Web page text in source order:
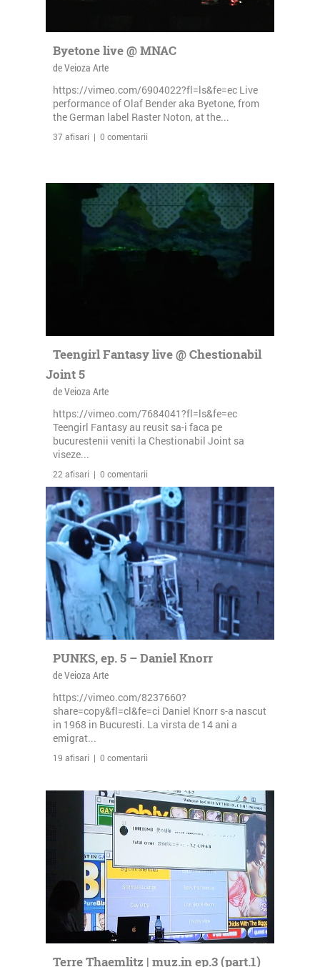
Byetone live @ MNAC
de Veioza Arte
https://vimeo.com/6904022?fl=ls&fe=ec Live
performance of Olaf Bender aka Byetone, from
the German label Raster Noton, at the...
37 afisari | 0 comentarii
Teengirl Fantasy live @ Chestionabil
Joint 5
de Veioza Arte
https://vimeo.com/7684041?fl=ls&fe=ec
Teengirl Fantasy au reusit sa-i faca pe
bucurestenii veniti la Chestionabil Joint sa
viseze...
22 afisari | 0 comentarii
PUNKS, ep. 5 – Daniel Knorr
de Veioza Arte
https://vimeo.com/8237660?
share=copy&fl=cl&fe=ci Daniel Knorr s-a nascut
in 1968 in Bucuresti. La virsta de 14 ani a
emigrat...
19 afisari | 0 comentarii
Terre Thaemlitz | muz.in ep.3 (part.1)